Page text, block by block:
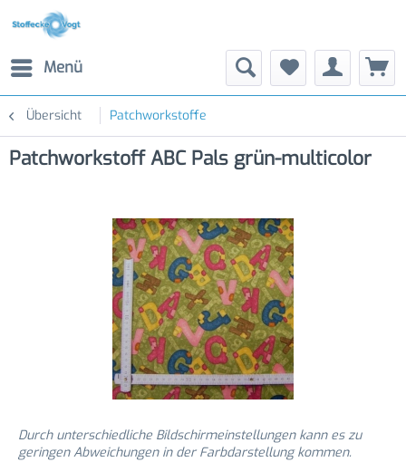
Menü
Übersicht Patchworkstoffe
Patchworkstoff ABC Pals grün-multicolor
Durch unterschiedliche Bildschirmeinstellungen kann es zu
geringen Abweichungen in der Farbdarstellung kommen.